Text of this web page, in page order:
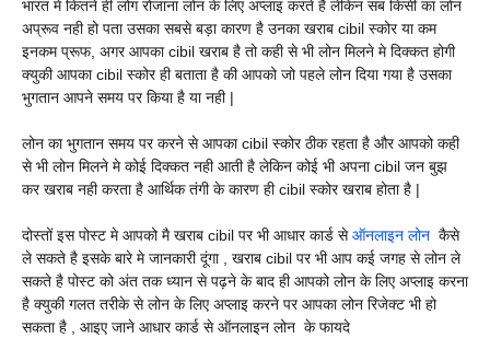
भारत मे कितने ही लोग रोजाना लोन के लिए अप्लाइ करते है लेकिन सब किसी का लोन
अप्रूव नही हो पता उसका सबसे बड़ा कारण है उनका खराब cibil स्कोर या कम
इनकम प्रूफ, अगर आपका cibil खराब है तो कही से भी लोन मिलने मे दिक्कत होगी
क्युकी आपका cibil स्कोर ही बताता है की आपको जो पहले लोन दिया गया है उसका
भुगतान आपने समय पर किया है या नही |
लोन का भुगतान समय पर करने से आपका cibil स्कोर ठीक रहता है और आपको कही
से भी लोन मिलने मे कोई दिक्कत नही आती है लेकिन कोई भी अपना cibil जन बुझ
कर खराब नही करता है आर्थिक तंगी के कारण ही cibil स्कोर खराब होता है |
दोस्तों इस पोस्ट मे आपको मै खराब cibil पर भी आधार कार्ड सेऑनलाइन लोन कैसे
ले सकते है इसके बारे मे जानकारी दूंगा , खराब cibil पर भी आप कई जगह से लोन ले
सकते है पोस्ट को अंत तक ध्यान से पढ़ने के बाद ही आपको लोन के लिए अप्लाइ करना
है क्युकी गलत तरीके से लोन के लिए अप्लाइ करने पर आपका लोन रिजेक्ट भी हो
सकता है , आइए जाने आधार कार्ड से ऑनलाइन लोन के फायदे